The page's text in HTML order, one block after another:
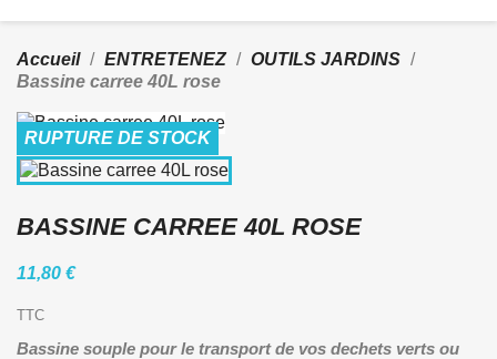
Accueil ENTRETENEZ
OUTILS JARDINS
Bassine carree 40L rose
RUPTURE DE STOCK
BASSINE CARREE 40L ROSE
11,80 €
TTC
Bassine souple pour le transport de vos dechets verts ou